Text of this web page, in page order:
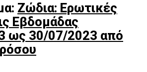
Ζώδια: Ερωτικές
Εβδομάδας
ως 30/07/2023 από